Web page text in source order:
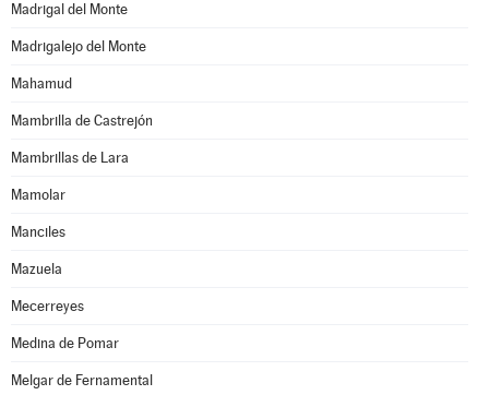
Madrigal del Monte
Madrigalejo del Monte
Mahamud
Mambrilla de Castrejón
Mambrillas de Lara
Mamolar
Manciles
Mazuela
Mecerreyes
Medina de Pomar
Melgar de Fernamental